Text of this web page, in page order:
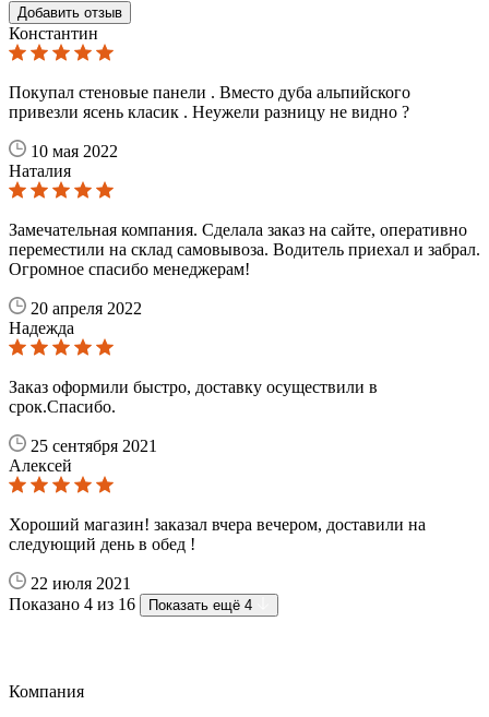
Добавить отзыв
Константин
Покупал стеновые панели . Вместо дуба альпийского
привезли ясень класик . Неужели разницу не видно ?
10 мая 2022
Наталия
Замечательная компания. Сделала заказ на сайте, оперативно
переместили на склад самовывоза. Водитель приехал и забрал.
Огромное спасибо менеджерам!
20 апреля 2022
Надежда
Заказ оформили быстро, доставку осуществили в
срок.Спасибо.
25 сентября 2021
Алексей
Хороший магазин! заказал вчера вечером, доставили на
следующий день в обед !
22 июля 2021
Показано 4 из 16
Показать ещё 4
Компания